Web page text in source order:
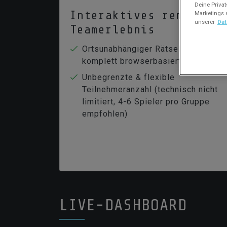
Interaktives remote
Teamerlebnis
Ortsunabhängiger Rätselspaß,
komplett browserbasiert & digital
Unbegrenzte & flexible
Teilnehmeranzahl (technisch nicht
limitiert, 4-6 Spieler pro Gruppe
empfohlen)
LIVE-DASHBOARD
Deine
Marketings
unserer